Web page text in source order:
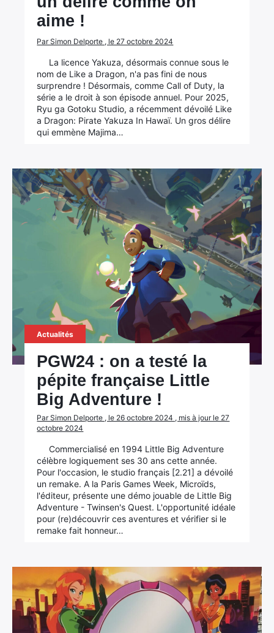
aime !
Par Simon Delporte , le 27 octobre 2024
La licence Yakuza, désormais connue sous le
nom de Like a Dragon, n'a pas fini de nous
surprendre ! Désormais, comme Call of Duty, la
série a le droit à son épisode annuel. Pour 2025,
Ryu ga Gotoku Studio, a récemment dévoilé Like
a Dragon: Pirate Yakuza In Hawaï. Un gros délire
qui emmène Majima…
Actualités
PGW24 : on a testé la
pépite française Little
Big Adventure !
Par Simon Delporte , le 26 octobre 2024 , mis à jour le 27
octobre 2024
Commercialisé en 1994 Little Big Adventure
célèbre logiquement ses 30 ans cette année.
Pour l'occasion, le studio français [2.21] a dévoilé
un remake. A la Paris Games Week, Microïds,
l'éditeur, présente une démo jouable de Little Big
Adventure - Twinsen's Quest. L'opportunité idéale
pour (re)découvrir ces aventures et vérifier si le
remake fait honneur…